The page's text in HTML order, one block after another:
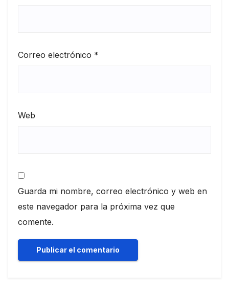
Correo electrónico *
Web
Guarda mi nombre, correo electrónico y web en
este navegador para la próxima vez que
comente.